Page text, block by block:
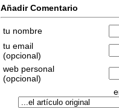
Añadir Comentario
tu nombre
tu email
(opcional)
web personal
(opcional)